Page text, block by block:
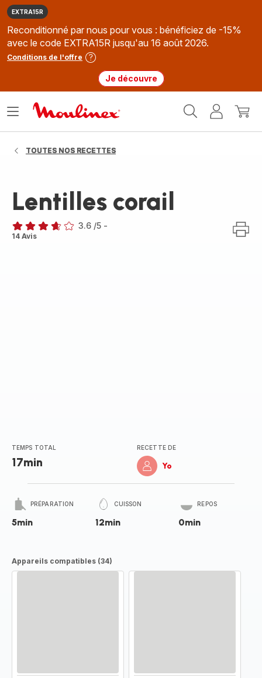
EXTRA15R
Reconditionné par nous pour vous : bénéficiez de -15%
avec le code EXTRA15R jusqu'au 16 août 2026.
Conditions de l'offre
Je découvre
MonMon
Ouvrir
TOUTES NOS RECETTES
Lentilles corail
ratings.3.6
3.6 /5 -
14 Avis
TEMPS TOTAL
17min
RECETTE DE
Yo
PRÉPARATION
5min
CUISSON
12min
REPOS
0min
Appareils compatibles (34)